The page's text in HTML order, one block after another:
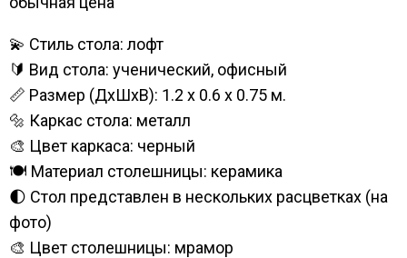
💫 Стиль стола: лофт
🔰 Вид стола: ученический, офисный
📏 Размер (ДхШхВ): 1.2 х 0.6 x 0.75 м.
🔩 Каркас стола: металл
🎨 Цвет каркаса: черный
🍽️ Материал столешницы: керамика
🌓 Стол представлен в нескольких расцветках (на
фото)
🎨 Цвет столешницы: мрамор